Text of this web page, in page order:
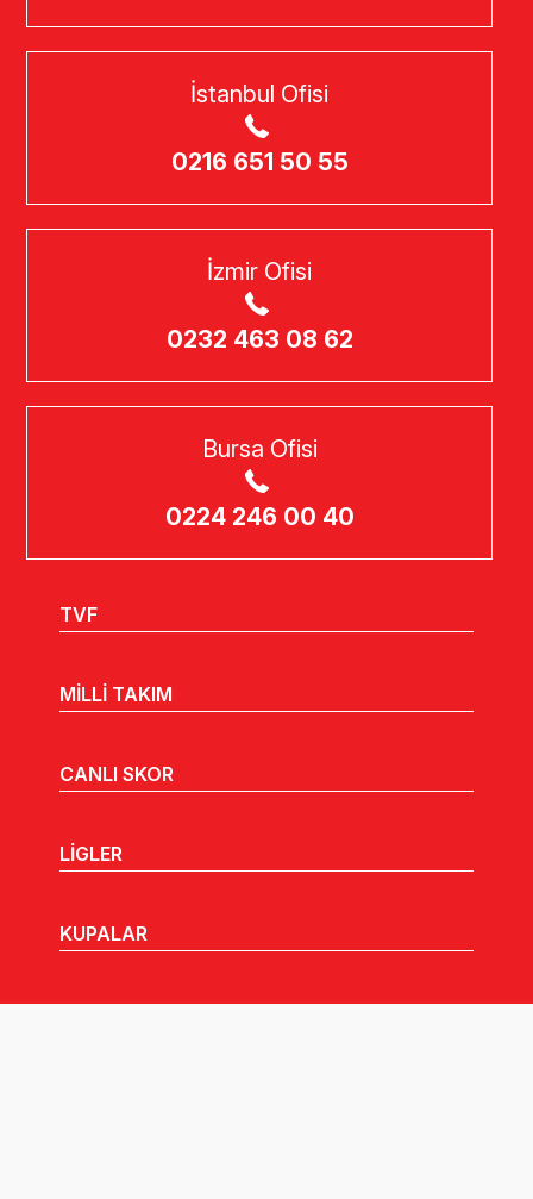
İstanbul Ofisi
0216 651 50 55
İzmir Ofisi
0232 463 08 62
Bursa Ofisi
0224 246 00 40
TVF
MİLLİ TAKIM
CANLI SKOR
LİGLER
KUPALAR